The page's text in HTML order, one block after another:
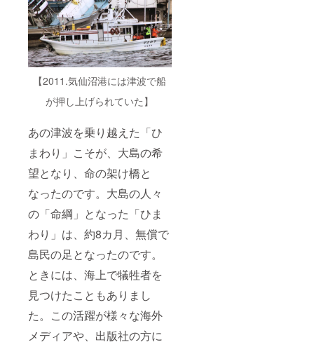
【2011.気仙沼港には津波で船
が押し上げられていた】
あの津波を乗り越えた「ひ
まわり」こそが、大島の希
望となり、命の架け橋と
なったのです。大島の人々
の「命綱」となった「ひま
わり」は、約8カ月、無償で
島民の足となったのです。
ときには、海上で犠牲者を
見つけたこともありまし
た。この活躍が様々な海外
メディアや、出版社の方に